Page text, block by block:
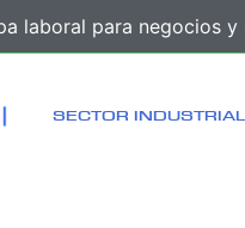
laboral para negocios y
SECTOR INDUSTRIAL